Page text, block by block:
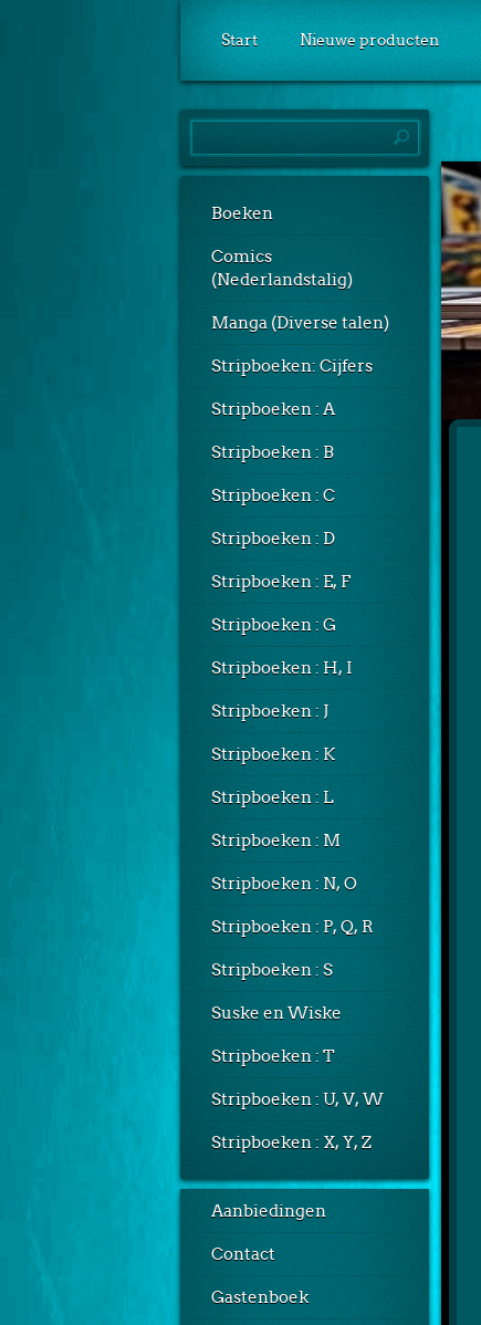
Start Nieuwe producten
Boeken
Comics
(Nederlandstalig)
Manga (Diverse talen)
Stripboeken: Cijfers
Stripboeken : A
Stripboeken : B
Stripboeken : C
Stripboeken : D
Stripboeken : E, F
Stripboeken : G
Stripboeken : H, I
Stripboeken : J
Stripboeken : K
Stripboeken : L
Stripboeken : M
Stripboeken : N, O
Stripboeken : P, Q, R
Stripboeken : S
Suske en Wiske
Stripboeken : T
Stripboeken : U, V, W
Stripboeken : X, Y, Z
Aanbiedingen
Contact
Gastenboek